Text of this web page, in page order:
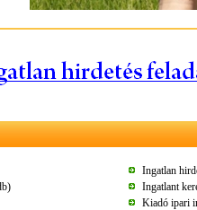
Ingatlan
Ingatlant
Kiadó ipari